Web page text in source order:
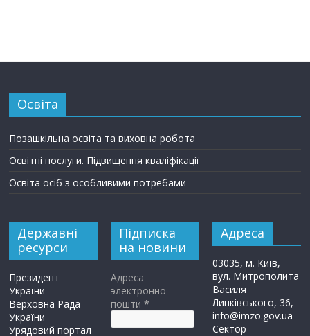
Освіта
Позашкільна освіта та виховна робота
Освітні послуги. Підвищення кваліфікації
Освіта осіб з особливими потребами
Державні
ресурси
Президент
України
Верховна Рада
України
Урядовий портал
Підписка
на новини
Адреса
электронної
пошти*
Адреса
03035, м. Київ,
вул. Митрополита
Василя
Липківського, 36,
info@imzo.gov.ua
Сектор